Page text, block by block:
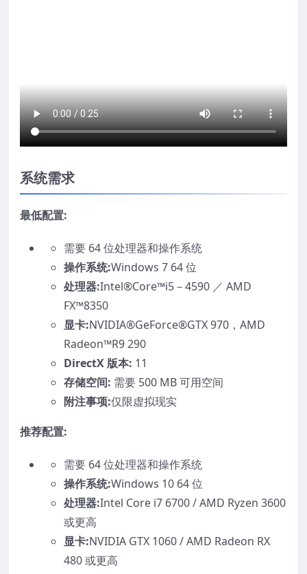
系统需求
最低配置:
需要 64 位处理器和操作系统
操作系统:Windows 7 64 位
处理器:Intel®Core™i5－4590 ／ AMD
FX™8350
显卡:NVIDIA®GeForce®GTX 970，AMD
Radeon™R9 290
DirectX 版本: 11
存储空间: 需要 500 MB 可用空间
附注事项:仅限虚拟现实
推荐配置:
需要 64 位处理器和操作系统
操作系统:Windows 10 64 位
处理器:Intel Core i7 6700 / AMD Ryzen 3600
或更高
显卡:NVIDIA GTX 1060 / AMD Radeon RX
480 或更高